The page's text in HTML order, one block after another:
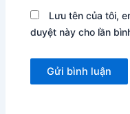
Lưu tên của tôi,
duyệt này cho lần